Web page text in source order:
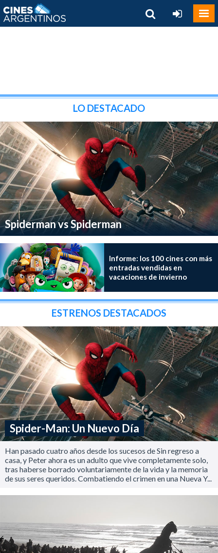
LO DESTACADO
Spiderman vs Spiderman
Informe: los 100 cines con más
entradas vendidas en
vacaciones de invierno
ESTRENOS DESTACADOS
Spider-Man: Un Nuevo Día
Han pasado cuatro años desde los sucesos de Sin regreso a
casa, y Peter ahora es un adulto que vive completamente solo,
tras haberse borrado voluntariamente de la vida y la memoria
de sus seres queridos. Combatiendo el crimen en una Nueva Y...